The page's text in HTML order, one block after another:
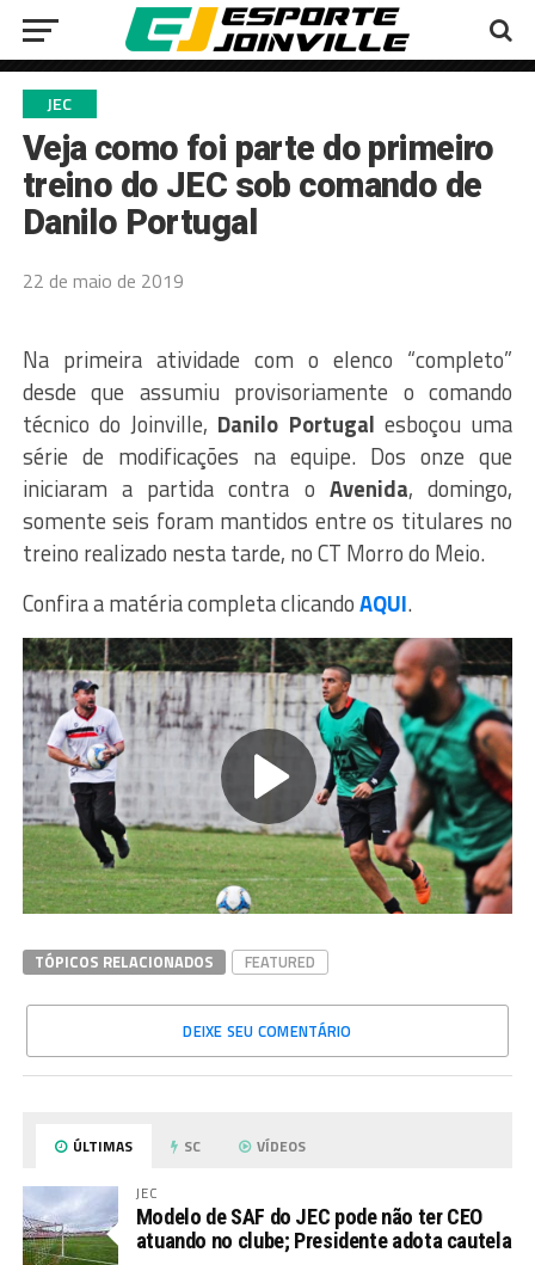
JEC
Veja como foi parte do primeiro
treino do JEC sob comando de
Danilo Portugal
22 de maio de 2019
Na primeira atividade com o elenco “completo”
desde que assumiu provisoriamente o comando
técnico do Joinville, Danilo Portugal esboçou uma
série de modificações na equipe. Dos onze que
iniciaram a partida contra oAvenida, domingo,
somente seis foram mantidos entre os titulares no
treino realizado nesta tarde, no CT Morro do Meio.
Confira a matéria completa clicandoAQUI.
TÓPICOS RELACIONADOS FEATURED
DEIXE SEU COMENTÁRIO
ÚLTIMAS SC VÍDEOS
JEC
Modelo de SAF do JEC pode não ter CEO
atuando no clube; Presidente adota cautela